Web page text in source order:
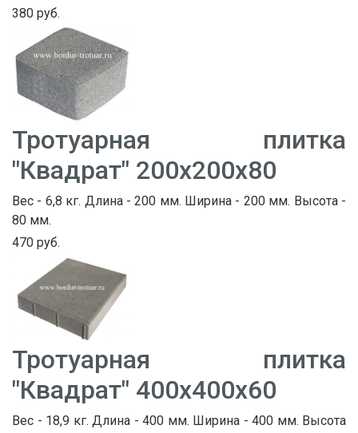
380 руб.
Тротуарная плитка
"Квадрат" 200х200х80
Вес - 6,8 кг. Длина - 200 мм. Ширина - 200 мм. Высота -
80 мм.
470 руб.
Тротуарная плитка
"Квадрат" 400х400х60
Вес - 18,9 кг. Длина - 400 мм. Ширина - 400 мм. Высота